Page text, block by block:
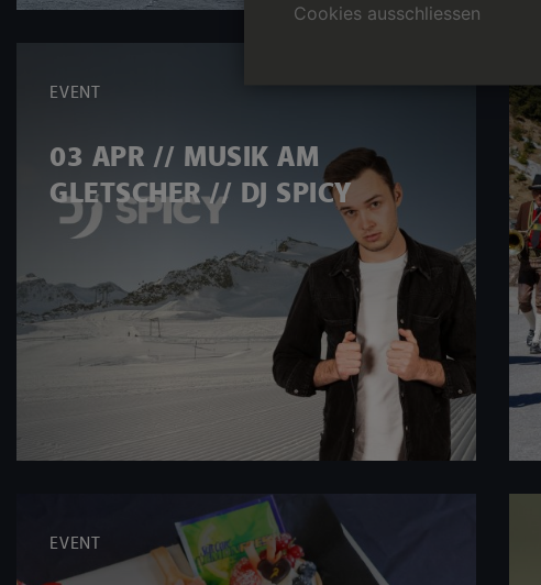
EVENT
03 APR // MUSIK AM
GLETSCHER // DJ SPICY
EVENT
Cookies ausschliessen